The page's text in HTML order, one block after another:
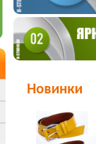
Новинки